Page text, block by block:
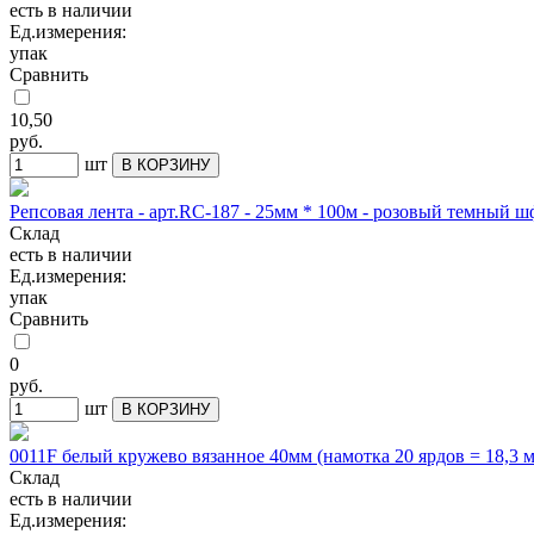
есть в наличии
Ед.измерения:
упак
Сравнить
10,50
руб.
шт
В КОРЗИНУ
Репсовая лента - арт.RC-187 - 25мм * 100м - розовый темный
Склад
есть в наличии
Ед.измерения:
упак
Сравнить
0
руб.
шт
В КОРЗИНУ
0011F белый кружево вязанное 40мм (намотка 20 ярдов = 18,3
Склад
есть в наличии
Ед.измерения: